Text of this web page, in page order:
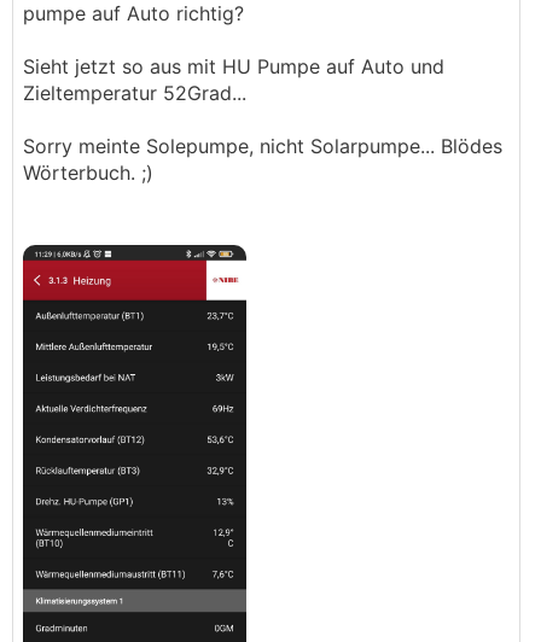
pumpe auf Auto richtig?
Sieht jetzt so aus mit HU Pumpe auf Auto und
Zieltemperatur 52Grad...
Sorry meinte Solepumpe, nicht Solarpumpe... Blödes
Wörterbuch. ;)